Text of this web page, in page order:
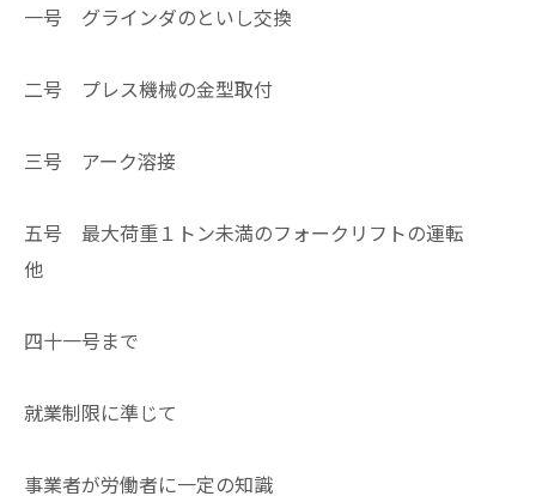
一号 グラインダのといし交換
二号 プレス機械の金型取付
三号 アーク溶接
五号 最大荷重１トン未満のフォークリフトの運転
他
四十一号まで
就業制限に準じて
事業者が労働者に一定の知識